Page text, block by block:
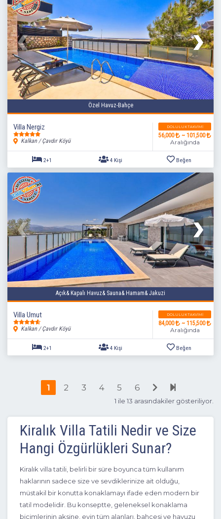
2+1 4 Kişi Beğen
2+1 4 Kişi Beğen
Özel Havuz-Bahçe
Villa Nergiz
Kalkan / Çavdır Köyü
DOLULUK TAKVIMI
56,000 ~ 101,500
Aralığında
Açık& Kapalı Havuz& Sauna& Hamam& Jakuzi
Villa Umut
Kalkan / Çavdır Köyü
DOLULUK TAKVIMI
84,000 ~ 115,500
Aralığında
1 2 3 4 5 6
1 ile 13 arasındakiler gösteriliyor.
Kiralık Villa Tatili Nedir ve Size
Hangi Özgürlükleri Sunar?
Kiralık villa tatili, belirli bir süre boyunca tüm kullanım
haklarının sadece size ve sevdiklerinize ait olduğu,
müstakil bir konutta konaklamayı ifade eden modern bir
tatil modelidir. Bu konseptte, geleneksel konaklama
biçimlerinin aksine, evin tüm alanları, bahçesi ve havuzu